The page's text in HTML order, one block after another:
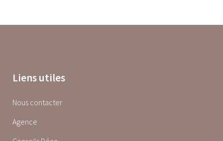
Liens utiles
Nous contacter
Agence